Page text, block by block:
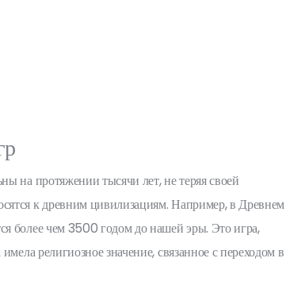
на протяжении тысячи лет, не теряя своей
к древним цивилизациям. Например, в Древнем
более чем 3500 годом до нашей эры. Это игра,
религиозное значение, связанное с переходом в